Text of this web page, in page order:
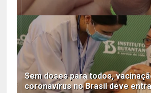
Sem doses para todos,
coronavírus no Brasil deve